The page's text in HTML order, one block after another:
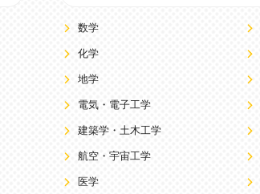
数学
化学
地学
電気・電子工学
建築学・土木工学
航空・宇宙工学
医学